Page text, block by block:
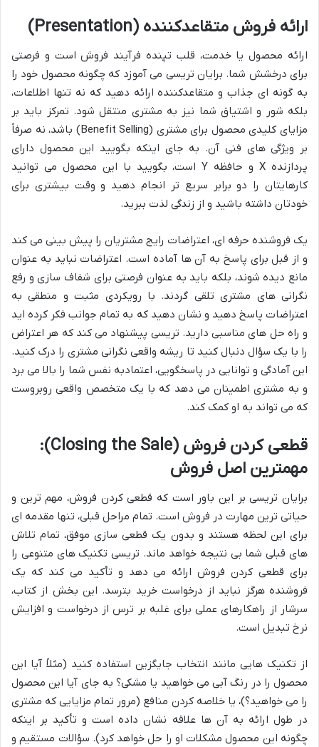
ارائه فروش متقاعدکننده (Presentation)
ارائه محصول یا خدمت، قلب تپنده فرآیند فروش است و فرصتی
برای درخشش شما. برایان تریسی می آموزد که چگونه محصول خود را
به گونه ای جذاب و متقاعدکننده ارائه دهید که نه تنها اطلاعات،
بلکه شور و اشتیاق شما نیز به مشتری منتقل شود. تمرکز باید بر
مزایای کلیدی محصول برای مشتری (Benefit Selling) باشد، نه صرفاً
بر ویژگی های فنی آن. به جای اینکه بگویید این محصول دارای
پردازنده X و حافظه Y است، بگویید با این محصول می توانید
کارهایتان را دو برابر سریع تر انجام دهید و وقت بیشتری برای
خودتان داشته باشید و از زندگی لذت ببرید.
یک فروشنده حرفه ای، اعتراضات رایج مشتریان را پیش بینی می کند
و از قبل برای پاسخ به آن ها آماده است. اعتراضات نباید به عنوان
مانع دیده شوند، بلکه باید به عنوان فرصتی برای شفاف سازی و رفع
نگرانی های مشتری تلقی گردند. با رویکردی مثبت و منطقی به
اعتراضات پاسخ دهید و نشان دهید که به تمام جوانب فکر کرده اید
و راه حل های مناسبی دارید. تریسی پیشنهاد می کند که هر اعتراض
را با یک سؤال دنبال کنید تا ریشه واقعی نگرانی مشتری را درک کنید.
این آمادگی و توانایی در پاسخگویی، اعتمادبه نفس شما را بالا می برد
و به مشتری اطمینان می دهد که با یک متخصص واقعی روبروست
که می تواند به او کمک کند.
قطعی کردن فروش (Closing the Sale):
مهمترین اصل فروش
برایان تریسی بر این باور است که قطعی کردن فروش، مهم ترین و
حیاتی ترین مهارت در فروش است. تمام مراحل قبلی، تنها مقدمه ای
برای این لحظه هستند و بدون یک قطعی سازی موفق، تمام تلاش
های قبلی شما بی نتیجه خواهد ماند. تریسی تکنیک های متنوعی را
برای قطعی کردن فروش ارائه می دهد و تأکید می کند که یک
فروشنده هرگز نباید از درخواست خرید بترسد. این بخش از کتاب،
سرشار از راهکارهای عملی برای غلبه بر ترس از درخواست و افزایش
نرخ تبدیل است.
از تکنیک هایی مانند انتخاب جایگزین استفاده کنید (مثلاً آیا این
محصول را در رنگ آبی می خواهید یا مشکی؟ به جای آیا این محصول
را می خواهید؟)، یا خلاصه کردن منافع (مرور تمام مزایایی که مشتری
در طول ارائه به آن ها علاقه نشان داده است و تأکید بر اینکه
چگونه این محصول مشکلات او را حل خواهد کرد). سؤالات مستقیم و